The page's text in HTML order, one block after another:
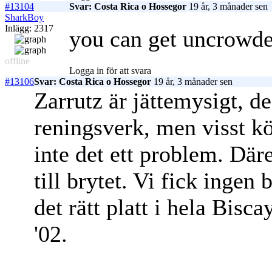
#13104
Svar: Costa Rica o Hossegor 19 år, 3 månader sen
SharkBoy
Inlägg: 2317
offline
you can get
Logga in för att svara
#13106Svar: Costa Rica o Hossegor 19 år, 3 månader sen
Zarrutz är jättemysigt,
reningsverk, men visst
inte det ett problem.
till brytet. Vi fick ingen
det rätt platt i hela
'02.